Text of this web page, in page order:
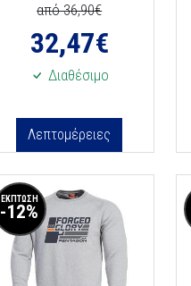
από 36,90€
32,47€
Διαθέσιμο
Λεπτομέρειες
ΕΚΠΤΩΣΗ
-12%